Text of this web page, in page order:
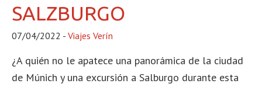
SALZBURGO
07/04/2022 - Viajes Verín
¿A quién no le apatece una panorámica de la ciudad
de Múnich y una excursión a Salburgo durante esta